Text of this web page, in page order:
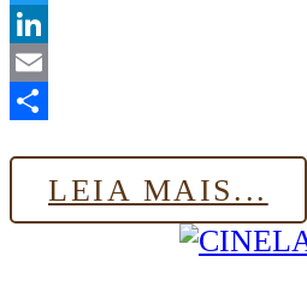
Twitter
LinkedIn
Email
LEIA MAIS...